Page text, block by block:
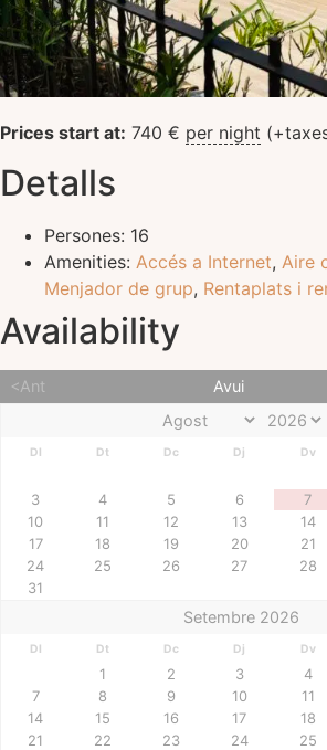
Prices start at: 740 € per night
Detalls
Persones: 16
Amenities: Accés a Internet, Aire
Menjador de grup, Rentaplats i
Availability
<Ant Avui
Dl Dt Dc Dj Dv
3
4 5 6 7
10
11 12 13 14
17
18 19 20 21
24
25 26 27 28
31
Setembre 2026
Dl Dt Dc Dj Dv
1 2 3 4
7
8 9 10 11
14
15 16 17 18
21
22 23 24 25